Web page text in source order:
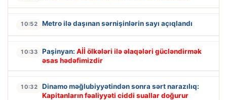
10:52 Metro ilə daşınan sərnişinlərin sayı açıqlandı
10:33 Paşinyan: Aİİ ölkələri ilə əlaqələri gücləndirmək
əsas hədəfimizdir
10:32
Dinamo məğlubiyyətindən sonra sərt narazılıq:
Kapitanların fəaliyyəti ciddi suallar doğurur